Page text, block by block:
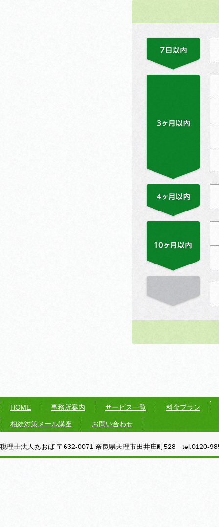
HOME 事務所案内 サービス一覧 料金プラン
相続対策メール講座 お問い合わせ
税理士法人あおば 〒632-0071 奈良県天理市田井庄町528 tel.0120-